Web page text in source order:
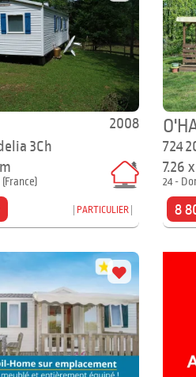
2008
3Ch
PARTICULIER
724
7.26
24 -
8